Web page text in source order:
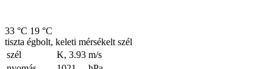
33 °C 19 °C
tiszta égbolt, keleti mérsékelt szél
szél
K, 3.93 m/s